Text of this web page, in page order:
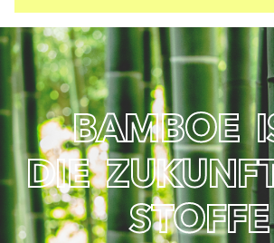
BAMBOE I
DIE ZUKUNF
STOFFE